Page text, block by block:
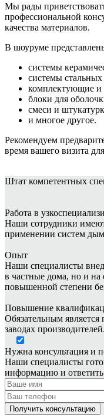
Мы рады
профессиональной
качества материалов.
В шоуруме
системы
системы
комплектующие и
блоки для
смеси и
и многое другое.
Рекомендуем
время вашего визита
Штат компетентных
Работа в
Наши сотрудники
применении систем
Опыт
Наши специалисты
в частные дома, но и на
повышенной степени
Повышение
Обязательным является
заводах производителей.
Нужна консультация и
Наши специалисты
информацию и